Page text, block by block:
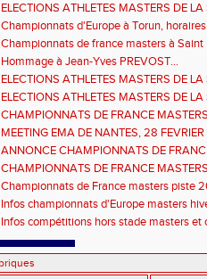
ELECTIONS ATHLETES MASTERS DE
2ème vote : athlètes hommes.
Championnats d'Europe à Torun,
informations...
Championnats de france masters à Saint
février 2026.
Hommage à Jean-Yves PREVOST...
ELECTIONS ATHLETES MASTERS DE
vote : athlètes femmes.
ELECTIONS ATHLETES MASTERS DE
CHAMPIONNATS DE FRANCE
informations sur les inscriptions et report
MEETING EMA DE NANTES, 28
ANNONCE CHAMPIONNATS DE
ÉPREUVES COMBINÉES ET ÉPREUVES
CHAMPIONNATS DE FRANCE
2026, site de l'organisation.
Championnats de France masters piste
Infos championnats d'Europe masters
Infos compétitions hors stade masters et